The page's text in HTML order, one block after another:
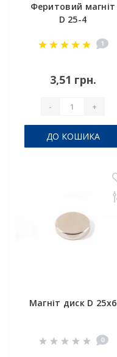
Феритовий магніт
D 25-4
1
3,51 грн.
- +
ДО КОШИКА
Магніт диск D 25x6
0